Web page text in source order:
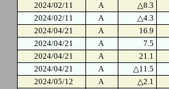
2024/02/11
A △8.3
2024/02/11
A △4.3
2024/04/21
A 16.9
2024/04/21
A 7.5
2024/04/21
A 21.1
2024/04/21
A △11.5
2024/05/12
A △2.1